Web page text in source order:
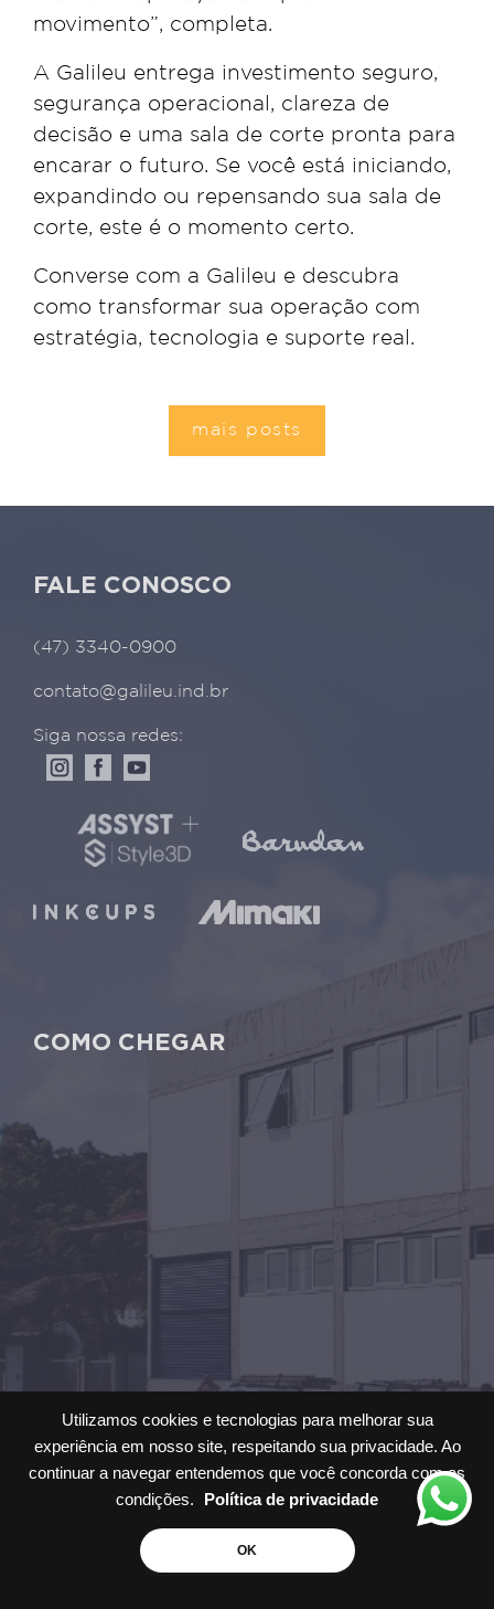
Utilizamos cookies e tecnologias para melhorar sua
experiência em nosso site, respeitando sua privacidade. Ao
continuar a navegar entendemos que você concorda com as
condições.
Política de privacidade
OK
movimento”, completa.
A Galileu entrega investimento seguro,
segurança operacional, clareza de
decisão e uma sala de corte pronta para
encarar o futuro. Se você está iniciando,
expandindo ou repensando sua sala de
corte, este é o momento certo.
Converse com a Galileu e descubra
como transformar sua operação com
estratégia, tecnologia e suporte real.
mais posts
FALE CONOSCO
(47) 3340-0900
contato@galileu.ind.br
Siga nossa redes:
COMO CHEGAR
Solicite um